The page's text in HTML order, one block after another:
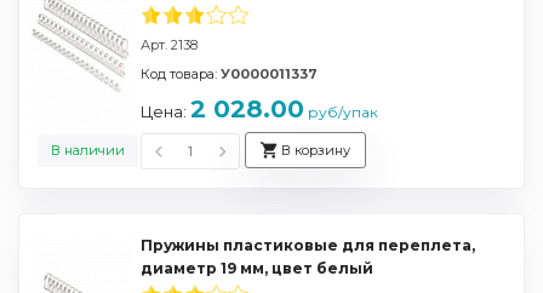
Арт. 2138
В наличии
Код товара: У0000011337
Цена: 2 028.00 руб/упак
В корзину
Пружины пластиковые для переплета,
диаметр 19 мм, цвет белый